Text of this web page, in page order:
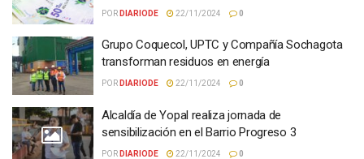
POR DIARIODE 22/11/2024 0
Grupo Coquecol, UPTC y Compañía Sochagota
transforman residuos en energía
POR DIARIODE 22/11/2024 0
Alcaldía de Yopal realiza jornada de
sensibilización en el Barrio Progreso 3
POR DIARIODE 22/11/2024 0